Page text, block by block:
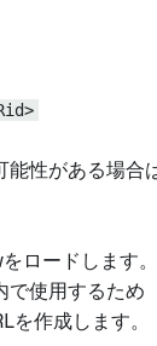
性がある場合
ロードします
で使用するため
を作成します。